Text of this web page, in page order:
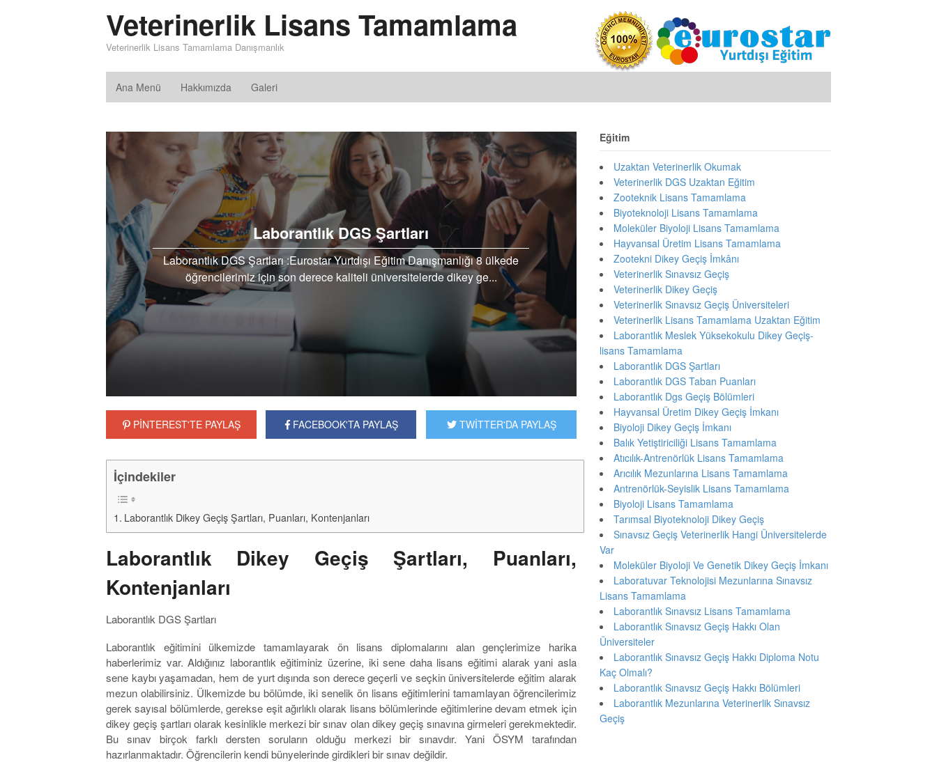
Veterinerlik Lisans Tamamlama
Veterinerlik Lisans Tamamlama Danışmanlık
Ana Menü Hakkımızda Galeri
Laborantlık DGS Şartları
Laborantlık DGS Şartları :Eurostar Yurtdışı Eğitim Danışmanlığı 8 ülkede
öğrencilerimiz için son derece kaliteli üniversitelerde dikey ge...
PİNTEREST'TE PAYLAŞ FACEBOOK'TA PAYLAŞ TWİTTER'DA PAYLAŞ
İçindekiler
Laborantlık Dikey Geçiş Şartları, Puanları, Kontenjanları
Laborantlık Dikey Geçiş Şartları, Puanları,
Kontenjanları
Laborantlık DGS Şartları
Laborantlık eğitimini ülkemizde tamamlayarak ön lisans diplomalarını alan gençlerimize harika
haberlerimiz var. Aldığınız laborantlık eğitiminiz üzerine, iki sene daha lisans eğitimi alarak yani asla
sene kaybı yaşamadan, hem de yurt dışında son derece geçerli ve seçkin üniversitelerde eğitim alarak
mezun olabilirsiniz. Ülkemizde bu bölümde, iki senelik ön lisans eğitimlerini tamamlayan öğrencilerimiz
gerek sayısal bölümlerde, gerekse eşit ağırlıklı olarak lisans bölümlerinde eğitimlerine devam etmek için
dikey geçiş şartları olarak kesinlikle merkezi bir sınav olan dikey geçiş sınavına girmeleri gerekmektedir.
Bu sınav birçok farklı dersten soruların olduğu merkezi bir sınavdır. Yani ÖSYM tarafından
hazırlanmaktadır. Öğrencilerin kendi bünyelerinde girdikleri bir sınav değildir.
Eğitim
Uzaktan Veterinerlik Okumak
Veterinerlik DGS Uzaktan Eğitim
Zooteknik Lisans Tamamlama
Biyoteknoloji Lisans Tamamlama
Moleküler Biyoloji Lisans Tamamlama
Hayvansal Üretim Lisans Tamamlama
Zootekni Dikey Geçiş İmkânı
Veterinerlik Sınavsız Geçiş
Veterinerlik Dikey Geçiş
Veterinerlik Sınavsız Geçiş Üniversiteleri
Veterinerlik Lisans Tamamlama Uzaktan Eğitim
Laborantlık Meslek Yüksekokulu Dikey Geçiş-
lisans Tamamlama
Laborantlık DGS Şartları
Laborantlık DGS Taban Puanları
Laborantlık Dgs Geçiş Bölümleri
Hayvansal Üretim Dikey Geçiş İmkanı
Biyoloji Dikey Geçiş İmkanı
Balık Yetiştiriciliği Lisans Tamamlama
Atıcılık-Antrenörlük Lisans Tamamlama
Arıcılık Mezunlarına Lisans Tamamlama
Antrenörlük-Seyislik Lisans Tamamlama
Biyoloji Lisans Tamamlama
Tarımsal Biyoteknoloji Dikey Geçiş
Sınavsız Geçiş Veterinerlik Hangi Üniversitelerde
Var
Moleküler Biyoloji Ve Genetik Dikey Geçiş İmkanı
Laboratuvar Teknolojisi Mezunlarına Sınavsız
Lisans Tamamlama
Laborantlık Sınavsız Lisans Tamamlama
Laborantlık Sınavsız Geçiş Hakkı Olan
Üniversiteler
Laborantlık Sınavsız Geçiş Hakkı Diploma Notu
Kaç Olmalı?
Laborantlık Sınavsız Geçiş Hakkı Bölümleri
Laborantlık Mezunlarına Veterinerlik Sınavsız
Geçiş